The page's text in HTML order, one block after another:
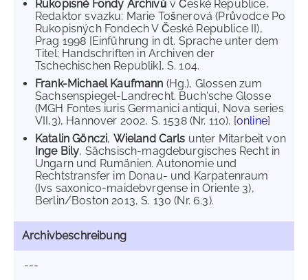
Rukopisné Fondy Archivů v České Republice,
Redaktor svazku: Marie Tošnerová (Průvodce Po
Rukopisných Fondech V České Republice II),
Prag 1998 [Einführung in dt. Sprache unter dem
Titel: Handschriften in Archiven der
Tschechischen Republik], S. 104.
Frank-Michael Kaufmann (Hg.), Glossen zum
Sachsenspiegel-Landrecht. Buch'sche Glosse
(MGH Fontes iuris Germanici antiqui, Nova series
VII,3), Hannover 2002, S. 1538 (Nr. 110). [online]
Katalin Gönczi, Wieland Carls unter Mitarbeit von
Inge Bily, Sächsisch-magdeburgisches Recht in
Ungarn und Rumänien. Autonomie und
Rechtstransfer im Donau- und Karpatenraum
(Ivs saxonico-maidebvrgense in Oriente 3),
Berlin/Boston 2013, S. 130 (Nr. 6.3).
Archivbeschreibung
---